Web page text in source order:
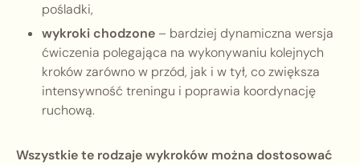
pośladki,
wykroki chodzone– bardziej dynamiczna wersja
ćwiczenia polegająca na wykonywaniu kolejnych
kroków zarówno w przód, jak i w tył, co zwiększa
intensywność treningu i poprawia koordynację
ruchową.
Wszystkie te rodzaje wykroków można dostosować